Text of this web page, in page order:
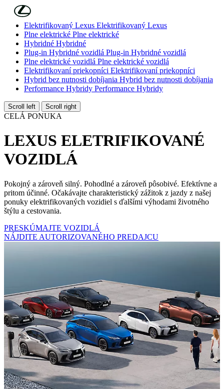
Skip to Main Content
Elektrifikovaný Lexus Elektrifikovaný Lexus
Plne elektrické Plne elektrické
Hybridné Hybridné
Plug-in Hybridné vozidlá Plug-in Hybridné vozidlá
Plne elektrické vozidlá Plne elektrické vozidlá
Elektrifikovaní priekopníci Elektrifikovaní priekopníci
Hybrid bez nutnosti dobíjania Hybrid bez nutnosti dobíjania
Performance Hybridy Performance Hybridy
Scroll left Scroll right
CELÁ PONUKA
LEXUS ELETRIFIKOVANÉ
VOZIDLÁ
Pokojný a zároveň silný. Pohodlné a zároveň pôsobivé. Efektívne a
pritom účinné. Očakávajte charakteristický zážitok z jazdy z našej
ponuky elektrifikovaných vozidiel s ďalšími výhodami životného
štýlu a cestovania.
PRESKÚMAJTE VOZIDLÁ
NÁJDITE AUTORIZOVANÉHO PREDAJCU